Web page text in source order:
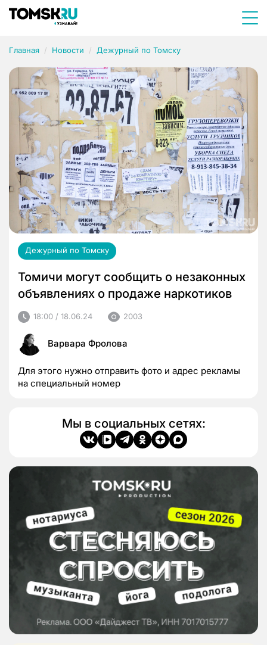
Главная Новости Дежурный по Томску
Дежурный по Томску
Томичи могут сообщить о незаконных
объявлениях о продаже наркотиков
18:00 / 18.06.24 2003
Варвара Фролова
Для этого нужно отправить фото и адрес рекламы
на специальный номер
Мы в социальных сетях: